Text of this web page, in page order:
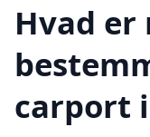
Hvad
carport